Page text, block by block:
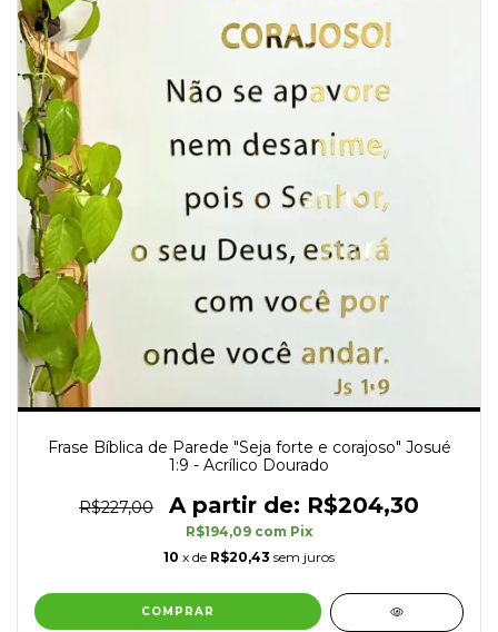
Frase Bíblica de Parede "Seja forte e corajoso" Josué
1:9 - Acrílico Dourado
R$227,00 R$204,30
R$194,09 com Pix
10 x de R$20,43 sem juros